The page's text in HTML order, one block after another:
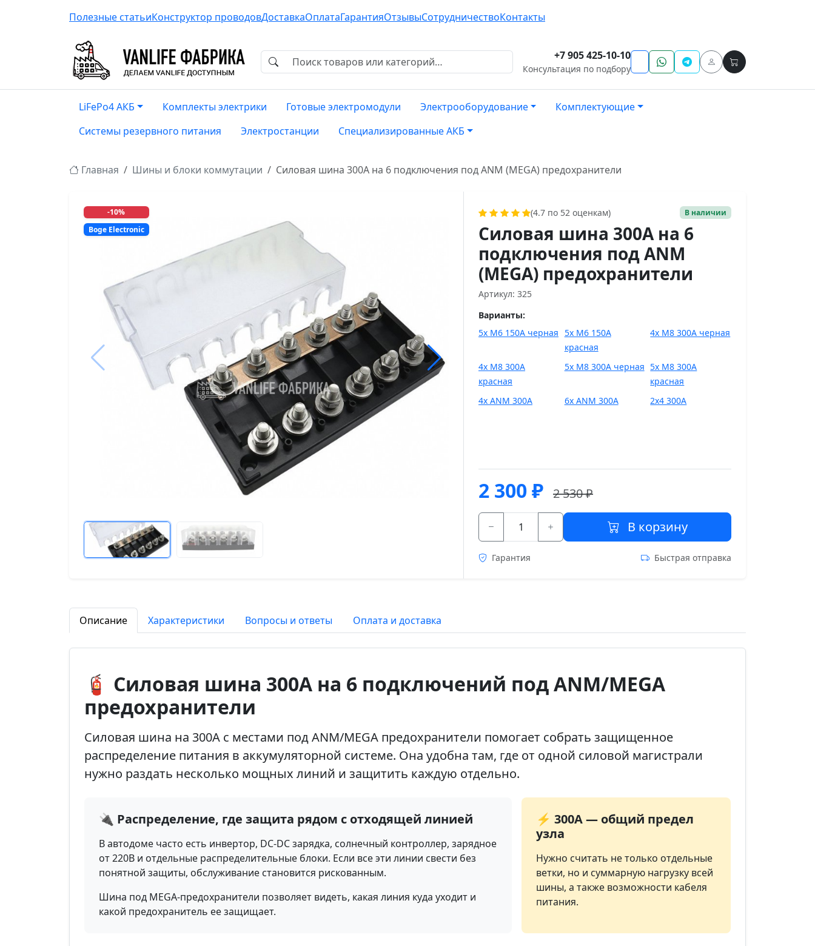
Полезные статьиКонструктор проводовДоставкаОплатаГарантияОтзывыСотрудничествоКонтакты
+7 905 425-10-10
Консультация по подбору
LiFePo4 АКБ Комплекты электрики Готовые электромодули Электрооборудование
Комплектующие
Системы резервного питания
Электростанции Специализированные АКБ
Главная Шины и блоки коммутации Силовая шина 300А на 6 подключения под ANM (MEGA) предохранители
-10%
Boge Electronic
(4.7 по 52 оценкам) В наличии
Силовая шина 300А на 6
подключения под ANM
(MEGA) предохранители
Артикул: 325
Варианты:
5х М6 150А черная 5х М6 150А
красная
4х М8 300А черная
4х М8 300А
красная
5х М8 300А черная 5х М8 300А
красная
4х ANM 300A
6х ANM 300A 2х4 300А
2 300₽ 2 530 ₽
В корзину
Гарантия Быстрая отправка
Описание Характеристики Вопросы и ответы Оплата и доставка
🧯 Силовая шина 300А на 6 подключений под ANM/MEGA
предохранители
Силовая шина на 300А с местами под ANM/MEGA предохранители помогает собрать защищенное
распределение питания в аккумуляторной системе. Она удобна там, где от одной силовой магистрали
нужно раздать несколько мощных линий и защитить каждую отдельно.
🔌 Распределение, где защита рядом с отходящей линией
В автодоме часто есть инвертор, DC-DC зарядка, солнечный контроллер, зарядное
от 220В и отдельные распределительные блоки. Если все эти линии свести без
понятной защиты, обслуживание становится рискованным.
Шина под MEGA-предохранители позволяет видеть, какая линия куда уходит и
какой предохранитель ее защищает.
⚡ 300А — общий предел
узла
Нужно считать не только отдельные
ветки, но и суммарную нагрузку всей
шины, а также возможности кабеля
питания.